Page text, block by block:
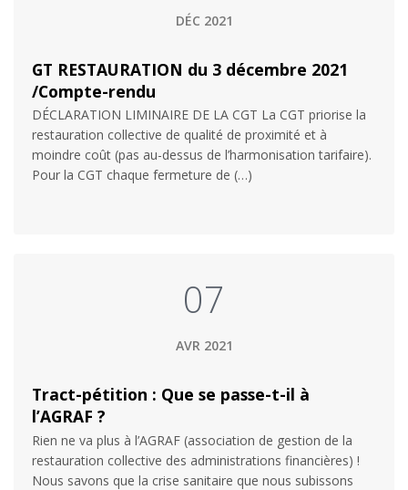
DÉC 2021
GT RESTAURATION du 3 décembre 2021
/Compte-rendu
DÉCLARATION LIMINAIRE DE LA CGT La CGT priorise la
restauration collective de qualité de proximité et à
moindre coût (pas au-dessus de l’harmonisation tarifaire).
Pour la CGT chaque fermeture de (…)
07
AVR 2021
Tract-pétition : Que se passe-t-il à
l’AGRAF ?
Rien ne va plus à l’AGRAF (association de gestion de la
restauration collective des administrations financières) !
Nous savons que la crise sanitaire que nous subissons